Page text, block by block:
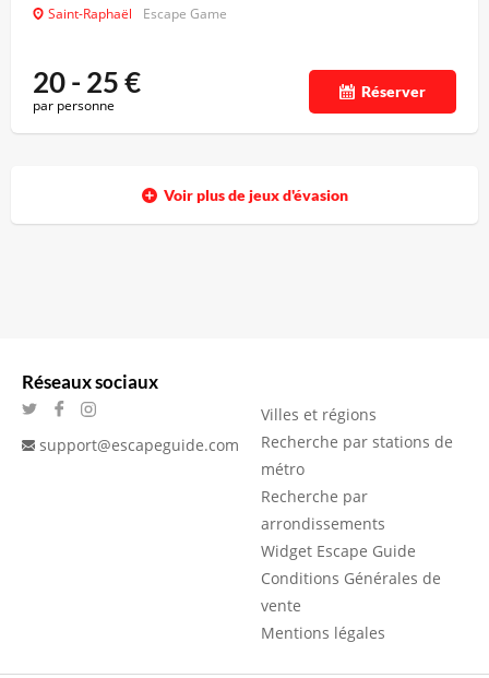
Saint-Raphaël Escape Game
20 - 25€
par personne
Réserver
Voir plus de jeux d'évasion
Réseaux sociaux
support@escapeguide.com
Villes et régions
Recherche par stations de
métro
Recherche par
arrondissements
Widget Escape Guide
Conditions Générales de
vente
Mentions légales